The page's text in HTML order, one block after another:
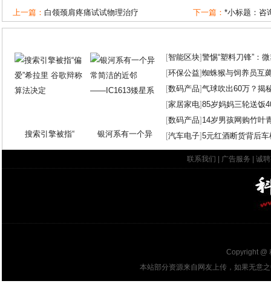
上一篇： 白领颈肩疼痛试试物理治疗 下一篇： *小标题：咨
搜索引擎被指“ 银河系有一个异
[智能区块]警惕“塑料刀锋”：
[环保公益]蜘蛛猴与饲养员互
[数码产品]气球吹出60万？揭
[家居家电]85岁妈妈三轮送饭
[数码产品] 14岁男孩网购竹叶
[汽车电子]5元红酒断货背后
联系我们 广告服务 诚
Copyright @
本站部分资源来自网友上传，如果无意